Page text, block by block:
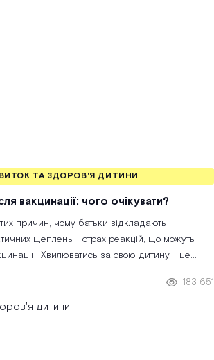
ТА ЗДОРОВ'Я ДИТИНИ
вакцинації: чого очікувати?
причин, чому батьки відкладають
щеплень - страх реакцій, що можуть
. Хвилюватись за свою дитину - це
183 651